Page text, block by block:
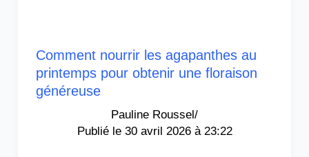
Comment nourrir les agapanthes au
printemps pour obtenir une floraison
généreuse
Pauline Roussel/
30 avril 2026 à 23:22